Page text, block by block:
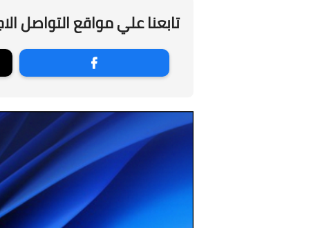
تابعنا علي مواقع التواصل